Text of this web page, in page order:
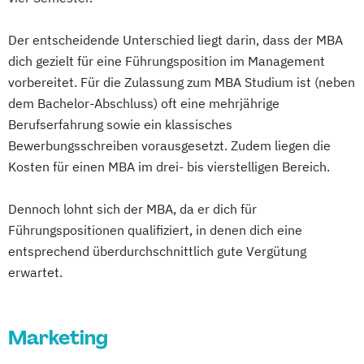
Der entscheidende Unterschied liegt darin, dass der MBA
dich gezielt für eine Führungsposition im Management
vorbereitet. Für die Zulassung zum MBA Studium ist (neben
dem Bachelor-Abschluss) oft eine mehrjährige
Berufserfahrung sowie ein klassisches
Bewerbungsschreiben vorausgesetzt. Zudem liegen die
Kosten für einen MBA im drei- bis vierstelligen Bereich.
Dennoch lohnt sich der MBA, da er dich für
Führungspositionen qualifiziert, in denen dich eine
entsprechend überdurchschnittlich gute Vergütung
erwartet.
Marketing